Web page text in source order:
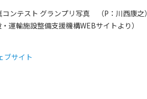
ンテスト グランプリ写真 （P：川西康之）
運輸施設整備支援機構WEBサイトより）
ブサイト